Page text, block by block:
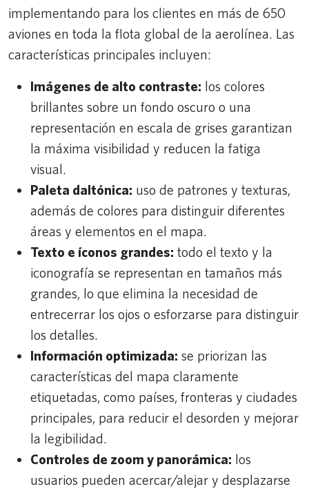
implementando para los clientes en más de 650
aviones en toda la flota global de la aerolínea. Las
características principales incluyen:
Imágenes de alto contraste: los colores
brillantes sobre un fondo oscuro o una
representación en escala de grises garantizan
la máxima visibilidad y reducen la fatiga
visual.
Paleta daltónica: uso de patrones y texturas,
además de colores para distinguir diferentes
áreas y elementos en el mapa.
Texto e íconos grandes: todo el texto y la
iconografía se representan en tamaños más
grandes, lo que elimina la necesidad de
entrecerrar los ojos o esforzarse para distinguir
los detalles.
Información optimizada: se priorizan las
características del mapa claramente
etiquetadas, como países, fronteras y ciudades
principales, para reducir el desorden y mejorar
la legibilidad.
Controles de zoom y panorámica: los
usuarios pueden acercar/alejar y desplazarse